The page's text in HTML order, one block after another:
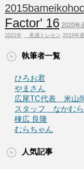
Factor' 16 2020年
2021年
美浦トレセン 2019年産
執筆者一覧
ひろお君
やまさん
広尾TC代表 米山
スタッフ なかむら
棟広 良隆
むらちゃん
人気記事